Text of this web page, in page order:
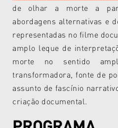
de olhar a morte a
abordagens alternativas e
representadas no filme
amplo leque de
morte no sentido
transformadora, fonte de
assunto de fascínio
criação documental.